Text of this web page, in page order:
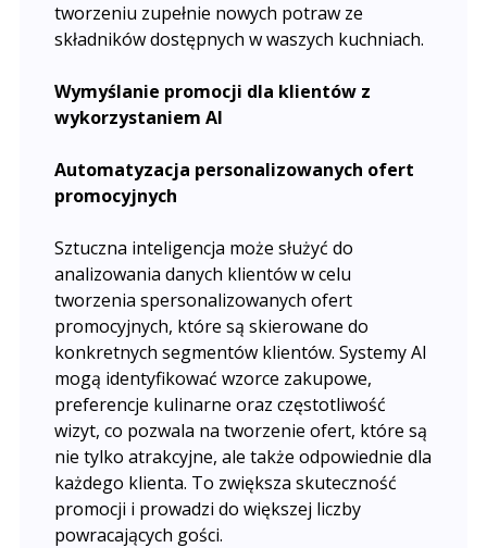
tworzeniu zupełnie nowych potraw ze
składników dostępnych w waszych kuchniach.
Wymyślanie promocji dla klientów z
wykorzystaniem AI
Automatyzacja personalizowanych ofert
promocyjnych
Sztuczna inteligencja może służyć do
analizowania danych klientów w celu
tworzenia spersonalizowanych ofert
promocyjnych, które są skierowane do
konkretnych segmentów klientów. Systemy AI
mogą identyfikować wzorce zakupowe,
preferencje kulinarne oraz częstotliwość
wizyt, co pozwala na tworzenie ofert, które są
nie tylko atrakcyjne, ale także odpowiednie dla
każdego klienta. To zwiększa skuteczność
promocji i prowadzi do większej liczby
powracających gości.